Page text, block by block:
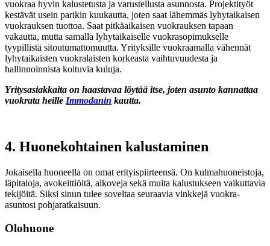
vuokraa hyvin kalustetusta ja varustellusta asunnosta. Projektityöt
kestävät usein parikin kuukautta, joten saat lähemmäs lyhytaikaisen
vuokrauksen tuottoa. Saat pitkäaikaisen vuokrauksen tapaan
vakautta, mutta samalla lyhytaikaiselle vuokrasopimukselle
tyypillistä sitoutumattomuutta. Yrityksille vuokraamalla vähennät
lyhytaikaisten vuokralaisten korkeasta vaihtuvuudesta ja
hallinnoinnista koituvia kuluja.
Yritysasiakkaita on haastavaa löytää itse, joten asunto kannattaa
vuokrata heille Immodanin kautta.
4. Huonekohtainen kalustaminen
Jokaisella huoneella on omat erityispiirteensä. On kulmahuoneistoja,
läpitaloja, avokeittiöitä, alkoveja sekä muita kalustukseen vaikuttavia
tekijöitä. Siksi sinun tulee soveltaa seuraavia vinkkejä vuokra-
asuntosi pohjaratkaisuun.
Olohuone